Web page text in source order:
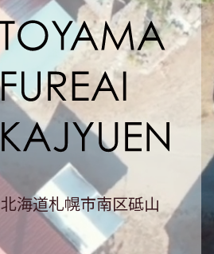
砥山ふ
北海道札幌市南区砥山